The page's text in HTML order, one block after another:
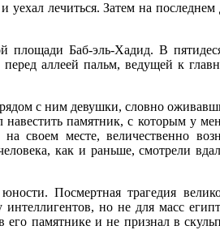
лечиться. Затем на
площади Баб-эль-Хадид. В
аллеей пальм, ведущей к
с ним девушки, словно
памятник, с которым у
своем месте, величественно
как и раньше, смотрели
Посмертная трагедия
но не для масс
памятнике и не признал в